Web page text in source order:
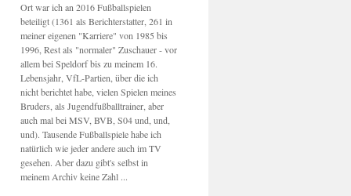
Ort war ich an 2016 Fußballspielen
beteiligt (1361 als Berichterstatter, 261 in
meiner eigenen "Karriere" von 1985 bis
1996, Rest als "normaler" Zuschauer - vor
allem bei Speldorf bis zu meinem 16.
Lebensjahr, VfL-Partien, über die ich
nicht berichtet habe, vielen Spielen meines
Bruders, als Jugendfußballtrainer, aber
auch mal bei MSV, BVB, S04 und, und,
und). Tausende Fußballspiele habe ich
natürlich wie jeder andere auch im TV
gesehen. Aber dazu gibt's selbst in
meinem Archiv keine Zahl ...